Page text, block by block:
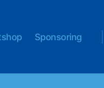
Sponsoring